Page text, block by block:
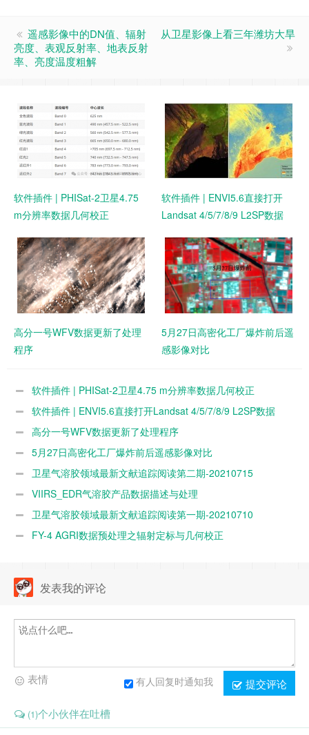
遥感影像中的DN值、辐射
亮度、表观反射率、地表反射
率、亮度温度粗解
从卫星影像上看三年潍坊大旱
软件插件 | PHISat-2卫星4.75
m分辨率数据几何校正
软件插件 | ENVI5.6直接打开
Landsat 4/5/7/8/9 L2SP数据
高分一号WFV数据更新了处理
程序
5月27日高密化工厂爆炸前后遥
感影像对比
软件插件 | PHISat-2卫星4.75 m分辨率数据几何校正
软件插件 | ENVI5.6直接打开Landsat 4/5/7/8/9 L2SP数据
高分一号WFV数据更新了处理程序
5月27日高密化工厂爆炸前后遥感影像对比
卫星气溶胶领域最新文献追踪阅读第二期-20210715
VIIRS_EDR气溶胶产品数据描述与处理
卫星气溶胶领域最新文献追踪阅读第一期-20210710
FY-4 AGRI数据预处理之辐射定标与几何校正
发表我的评论
提交评论
有人回复时通知我
表情
(1)个小伙伴在吐槽